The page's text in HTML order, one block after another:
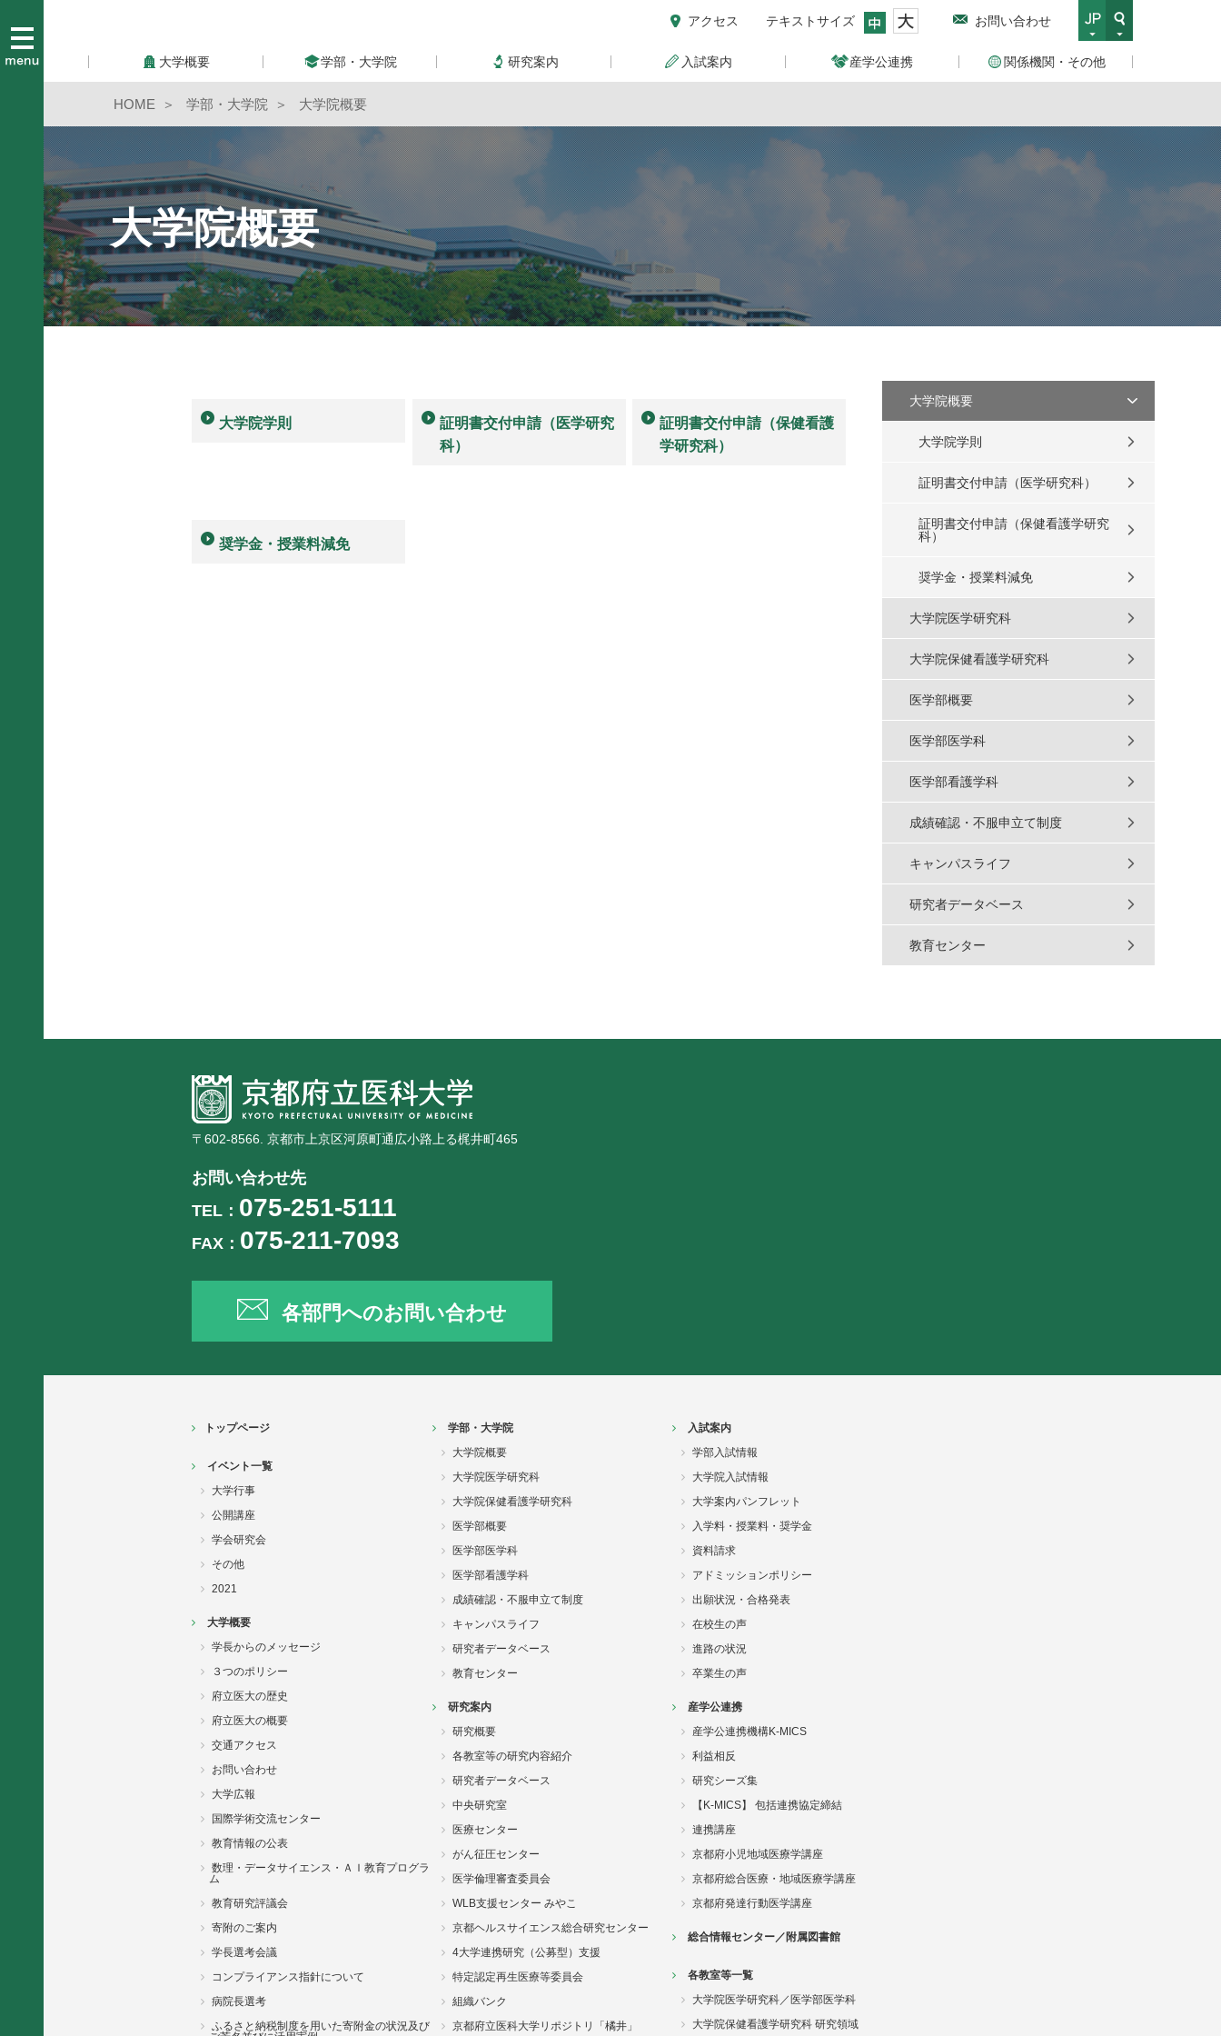
アクセス テキストサイズ お問い合わせ
大学概要 学部・大学院 研究案内 入試案内 産学公連携 関係機関・その他
HOME 学部・大学院 大学院概要
大学院概要
大学院学則
証明書交付申請（医学研究
科）
証明書交付申請（保健看護
学研究科）
奨学金・授業料減免
大学院概要
大学院学則
証明書交付申請（医学研究科）
証明書交付申請（保健看護学研究
科）
奨学金・授業料減免
大学院医学研究科
大学院保健看護学研究科
医学部概要
医学部医学科
医学部看護学科
成績確認・不服申立て制度
キャンパスライフ
研究者データベース
教育センター
〒602-8566. 京都市上京区河原町通広小路上る梶井町465
お問い合わせ先
TEL： 075-251-5111
FAX： 075-211-7093
各部門へのお問い合わせ
トップページ
イベント一覧
大学行事
公開講座
学会研究会
その他
2021
大学概要
学長からのメッセージ
３つのポリシー
府立医大の歴史
府立医大の概要
交通アクセス
お問い合わせ
大学広報
国際学術交流センター
教育情報の公表
数理・データサイエンス・ＡＩ教育プログラ
ム
教育研究評議会
寄附のご案内
学長選考会議
コンプライアンス指針について
病院長選考
ふるさと納税制度を用いた寄附金の状況及び
学部・大学院
大学院概要
大学院医学研究科
大学院保健看護学研究科
医学部概要
医学部医学科
医学部看護学科
成績確認・不服申立て制度
キャンパスライフ
研究者データベース
教育センター
研究案内
研究概要
各教室等の研究内容紹介
研究者データベース
中央研究室
医療センター
がん征圧センター
医学倫理審査委員会
WLB支援センター みやこ
京都ヘルスサイエンス総合研究センター
4大学連携研究（公募型）支援
特定認定再生医療等委員会
組織バンク
京都府立医科大学リポジトリ「橘井」
入試案内
学部入試情報
大学院入試情報
大学案内パンフレット
入学料・授業料・奨学金
資料請求
アドミッションポリシー
出願状況・合格発表
在校生の声
進路の状況
卒業生の声
産学公連携
産学公連携機構K-MICS
利益相反
研究シーズ集
【K-MICS】 包括連携協定締結
連携講座
京都府小児地域医療学講座
京都府総合医療・地域医療学講座
京都府発達行動医学講座
総合情報センター／附属図書館
各教室等一覧
大学院医学研究科／医学部医学科
大学院保健看護学研究科 研究領域